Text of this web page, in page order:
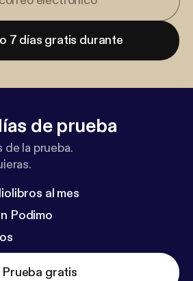
7 días gratis durante
de prueba
la prueba.
al mes
Podimo
Prueba gratis